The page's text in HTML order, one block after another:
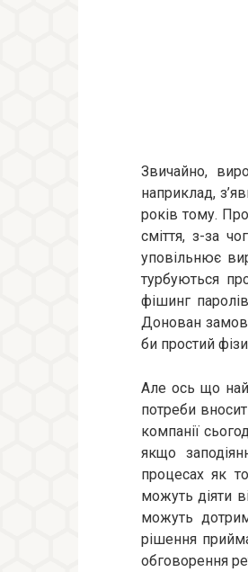
Звичайно,
наприклад,
років тому.
сміття, з-за
уповільнює
турбуються
фішинг
Донован
би простий
Але ось що
потреби
компанії
якщо
процесах як
можуть діяти
можуть
рішення
обговорення